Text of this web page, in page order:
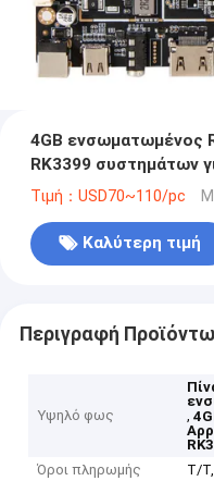
4GB ενσωματωμένος
RK3399 συστημάτων
επίδειξη διεπαφών
Τιμή：USD70~110/pc
Καλύτερη τιμή
Περιγραφή
Υψηλό φως
,
Όροι πληρωμής
T/